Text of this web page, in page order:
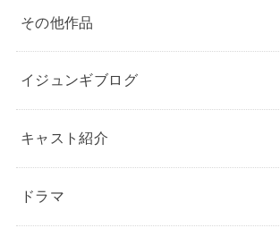
その他作品
イジュンギブログ
キャスト紹介
ドラマ